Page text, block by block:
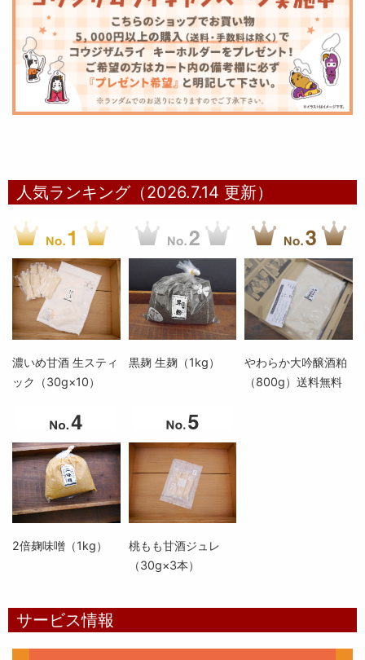
人気ランキング（2026.7.14 更新）
濃いめ甘酒 生スティ
ック（30g×10）
黒麹 生麹（1kg）
やわらか大吟醸酒粕
（800g）送料無料
2倍麹味噌（1kg）
桃もも甘酒ジュレ
（30g×3本）
サービス情報